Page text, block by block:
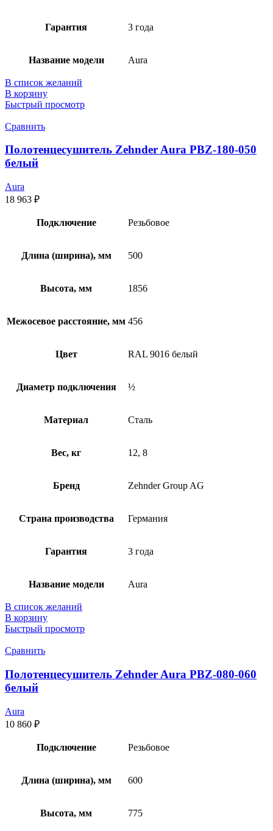
Гарантия 3 года
Название модели Aura
В список желаний
В корзину
Быстрый просмотр
Сравнить
Полотенцесушитель Zehnder Aura PBZ-180-050
белый
Aura
18 963 ₽
Подключение Резьбовое
Длина (ширина), мм 500
Высота, мм 1856
Межосевое расстояние, мм 456
Цвет RAL 9016 белый
Диаметр подключения ½
Материал Сталь
Вес, кг 12, 8
Бренд Zehnder Group AG
Страна производства Германия
Гарантия 3 года
Название модели Aura
В список желаний
В корзину
Быстрый просмотр
Сравнить
Полотенцесушитель Zehnder Aura PBZ-080-060
белый
Aura
10 860 ₽
Подключение Резьбовое
Длина (ширина), мм 600
Высота, мм 775